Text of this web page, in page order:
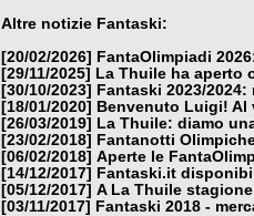
Altre notizie Fantaski:
[20/02/2026]
FantaOlimpiadi
[29/11/2025]
La Thuile ha aperto
[30/10/2023]
Fantaski 2023/
[18/01/2020]
Benvenuto Luigi! Al
[26/03/2019]
La Thuile: diamo
[23/02/2018]
Fantanotti
[06/02/2018] Aperte le
[14/12/2017]
Fantaski.it
[05/12/2017] A La Thuile
[03/11/2017]
Fantaski 2018 -